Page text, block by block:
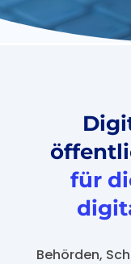
für
Behörden,